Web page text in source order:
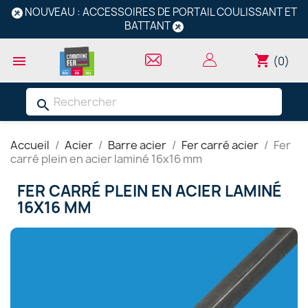
NOUVEAU : ACCESSOIRES DE PORTAIL COULISSANT ET
BATTANT
 shopping_cart (0)
search
Accueil Acier Barre acier Fer carré acier
Fer
carré plein en acier laminé 16x16 mm
FER CARRÉ PLEIN EN ACIER LAMINÉ
16X16 MM